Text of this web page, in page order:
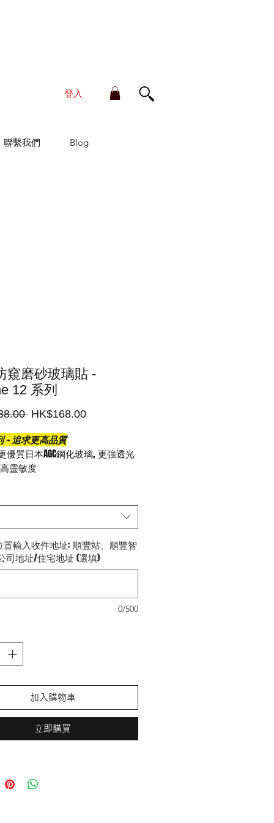
登入
聯繫我們 Blog
窺磨砂玻璃貼 -
12 系列
一
價
格
HK$168.00促
格
- 追求更高品質
優質日本AGC鋼化玻璃, 更強透光
靈敏度
指紋附著, 帶來極致順滑手感
玻璃
防窺與高透光並存。減低反光問
, 正面保持高清晰度, 配合左右側
工藝, 保護屏幕更可以保護私隱
易排氣
置輸入收件地址: 順豐站、順豐智
司地址/住宅地址 (選填)
0/500
加入購物車
立即購買